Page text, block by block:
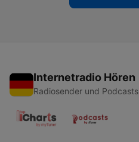
Internetradio Hören
Radiosender und Podcasts